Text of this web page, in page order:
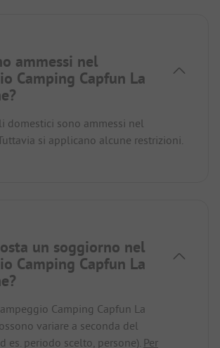
ammessi nel
Camping Capfun La
domestici sono ammessi nel
si applicano alcune restrizioni.
un soggiorno nel
Camping Capfun La
Camping Capfun La
variare a seconda del
es. periodo scelto, persone). Per